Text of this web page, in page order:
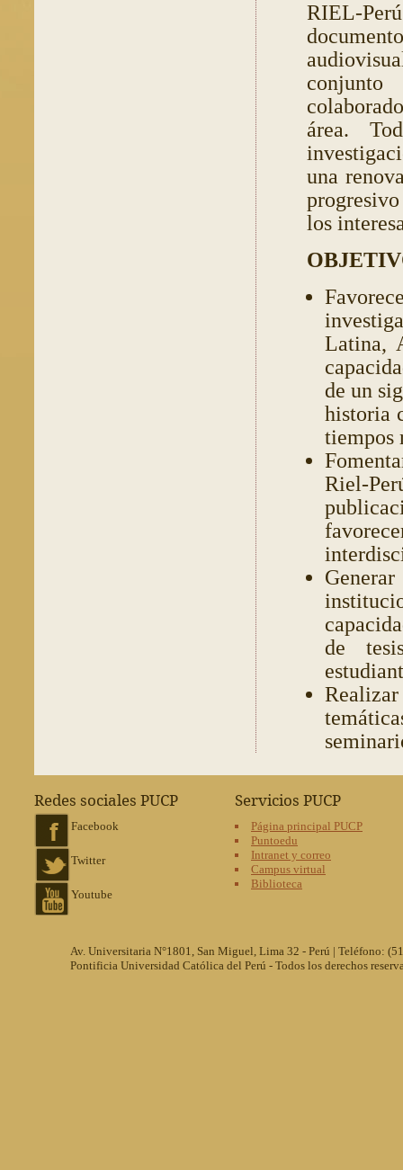
RIEL-
área.
una
los
Latina,
de un
historia
tiempos
Riel-
de
Redes sociales PUCP
Facebook
Twitter
Youtube
Servicios PUCP
Página principal PUCP
Puntoedu
Intranet y correo
Campus virtual
Biblioteca
Av. Universitaria N°1801, San Miguel, Lima 32 - Perú | Teléfono:
Pontificia Universidad Católica del Perú - Todos los derechos